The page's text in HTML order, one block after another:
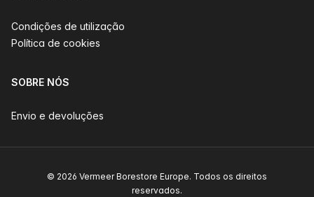
Condições de utilização
Política de cookies
SOBRE NÓS
Envio e devoluções
© 2026 Vermeer Borestore Europe. Todos os direitos
reservados.